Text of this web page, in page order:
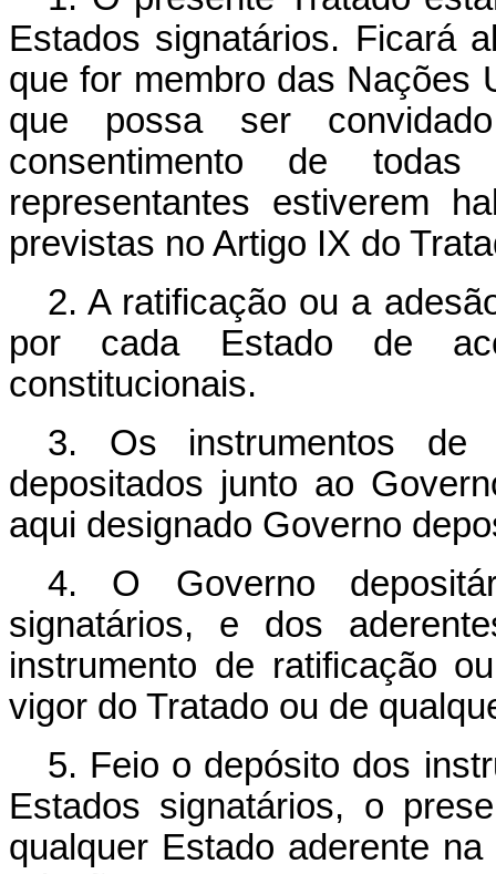
Estados signatários. Ficará
que for membro das Nações
que possa ser
consentimento de
representantes estiverem
previstas no Artigo IX do
2. A ratificação ou a
por cada Estado de
constitucionais.
3. Os instrumentos de
depositados junto ao
aqui designado Governo
4. O Governo
signatários, e dos
instrumento de ratificação
vigor do Tratado ou de
5. Feio o depósito dos
Estados signatários, o
qualquer Estado aderente